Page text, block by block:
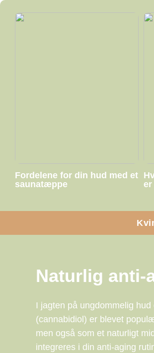
Fordelene for din hud med et
saunatæppe
Naturlig anti-
I jagten på ungdommelig
(cannabidiol) er blevet
men også som et naturligt
integreres i din anti-aging